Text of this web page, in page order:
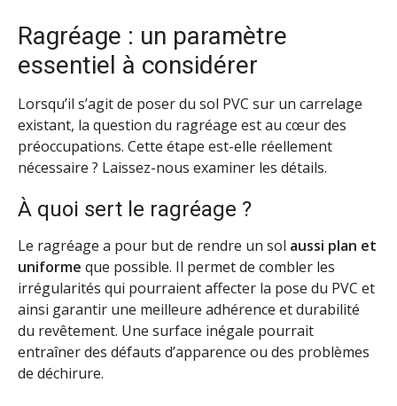
Ragréage : un paramètre
essentiel à considérer
Lorsqu’il s’agit de poser du sol PVC sur un carrelage
existant, la question du ragréage est au cœur des
préoccupations. Cette étape est-elle réellement
nécessaire ? Laissez-nous examiner les détails.
À quoi sert le ragréage ?
Le ragréage a pour but de rendre un sol aussi plan et
uniforme que possible. Il permet de combler les
irrégularités qui pourraient affecter la pose du PVC et
ainsi garantir une meilleure adhérence et durabilité
du revêtement. Une surface inégale pourrait
entraîner des défauts d’apparence ou des problèmes
de déchirure.